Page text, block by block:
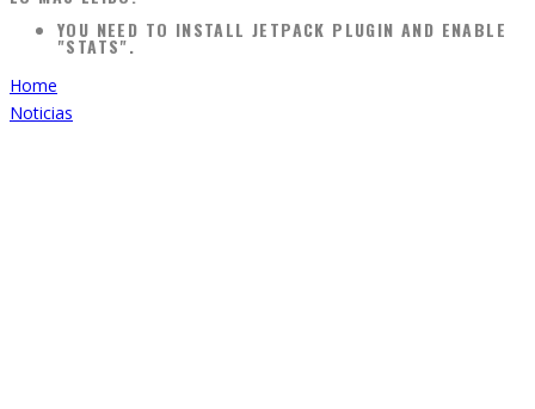
YOU NEED TO INSTALL JETPACK PLUGIN AND ENABLE
"STATS".
Home
Noticias